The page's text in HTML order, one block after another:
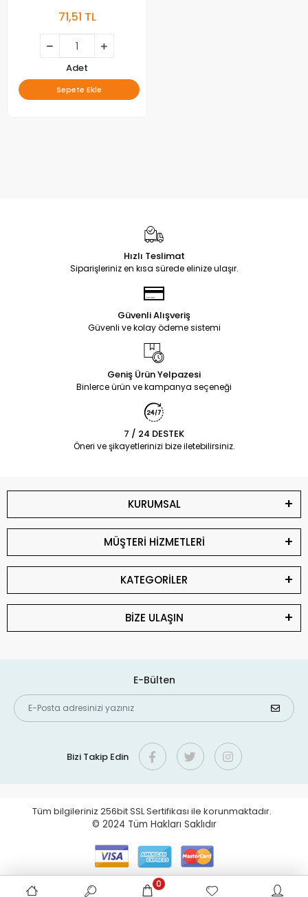
71,51 TL
Adet
Sepete Ekle
Hızlı Teslimat
Siparişleriniz en kısa sürede elinize ulaşır.
Güvenli Alışveriş
Güvenli ve kolay ödeme sistemi
Geniş Ürün Yelpazesi
Binlerce ürün ve kampanya seçeneği
7 / 24 DESTEK
Öneri ve şikayetlerinizi bize iletebilirsiniz.
KURUMSAL
MÜŞTERİ HİZMETLERİ
KATEGORİLER
BİZE ULAŞIN
E-Bülten
Bizi Takip Edin
Tüm bilgileriniz 256bit SSL Sertifikası ile korunmaktadır.
© 2024 Tüm Hakları Saklıdır
0